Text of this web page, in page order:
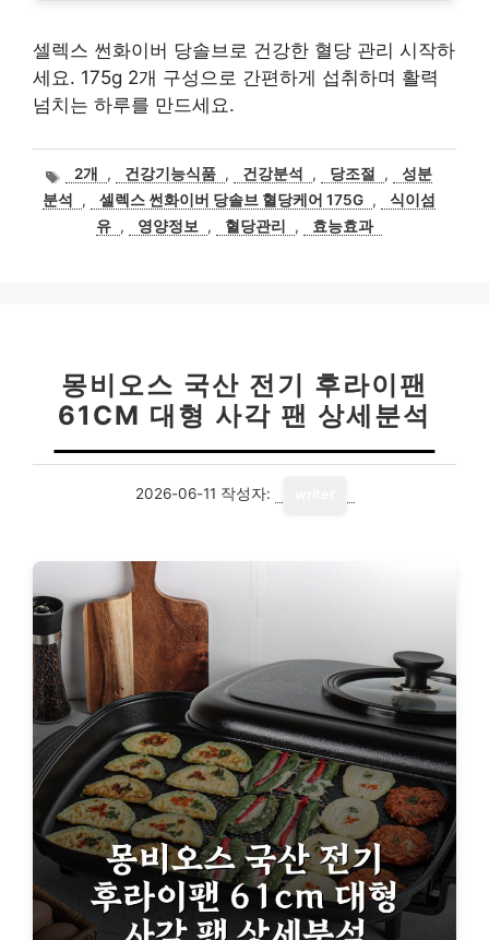
셀렉스 썬화이버 당솔브로 건강한 혈당 관리 시작하
세요. 175g 2개 구성으로 간편하게 섭취하며 활력
넘치는 하루를 만드세요.
태
그
2개 , 건강기능식품 , 건강분석 , 당조절 ,
성분
분석
, 셀렉스 썬화이버 당솔브 혈당케어 175G ,
식이섬
유 , 영양정보 , 혈당관리 , 효능효과
몽비오스 국산 전기 후라이팬
61CM 대형 사각 팬 상세분석
2026-06-11 작성자: